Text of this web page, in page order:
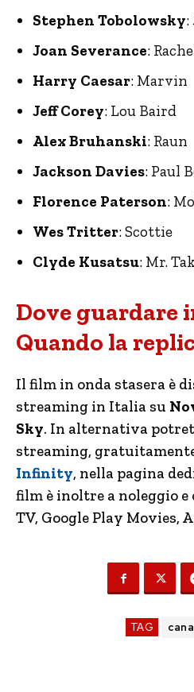
Stephen Tobolowsky:
Joan Severance:
Harry Caesar: Marvin
Jeff Corey: Lou Baird
Alex Bruhanski: Raun
Jackson Davies: Paul
Florence Paterson:
Wes Tritter: Scottie
Clyde Kusatsu: Mr.
Dove guardare
Quando la
Il film in onda stasera è
streaming in Italia su
Sky. In alternativa
streaming,
Infinity, nella pagina
film è inoltre a noleggio e
TV, Google Play Movies,
TAG